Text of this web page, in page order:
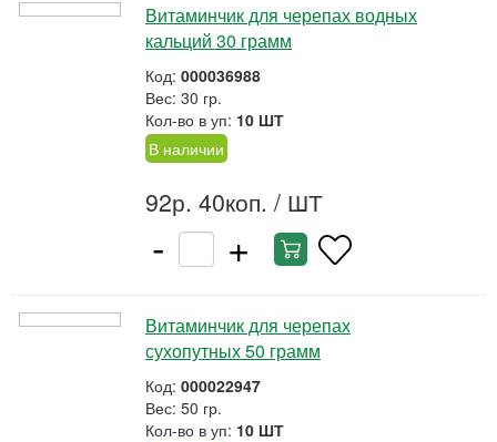
Витаминчик для черепах водных
кальций 30 грамм
Код: 000036988
Вес: 30 гр.
Кол-во в уп: 10 ШТ
В наличии
92р. 40коп. / ШТ
- +
Витаминчик для черепах
сухопутных 50 грамм
Код: 000022947
Вес: 50 гр.
Кол-во в уп: 10 ШТ